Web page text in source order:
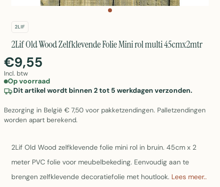
2LIF
2Lif Old Wood Zelfklevende Folie Mini rol multi 45cmx2mtr
€9,55
Incl. btw
Op voorraad
Dit artikel wordt binnen 2 tot 5 werkdagen verzonden.
Bezorging in België € 7,50 voor pakketzendingen. Palletzendingen
worden apart berekend.
2Lif Old Wood zelfklevende folie mini rol in bruin. 45cm x 2
meter PVC folie voor meubelbekeding. Eenvoudig aan te
brengen zelfklevende decoratiefolie met houtlook. Lees meer..